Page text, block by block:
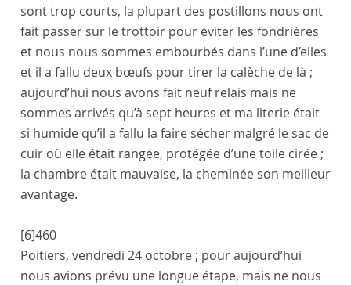
sont trop courts, la plupart des postillons nous ont
fait passer sur le trottoir pour éviter les fondrières
et nous nous sommes embourbés dans l’une d’elles
et il a fallu deux bœufs pour tirer la calèche de là ;
aujourd’hui nous avons fait neuf relais mais ne
sommes arrivés qu’à sept heures et ma literie était
si humide qu’il a fallu la faire sécher malgré le sac de
cuir où elle était rangée, protégée d’une toile cirée ;
la chambre était mauvaise, la cheminée son meilleur
avantage.
[6]460
Poitiers, vendredi 24 octobre ; pour aujourd’hui
nous avions prévu une longue étape, mais ne nous